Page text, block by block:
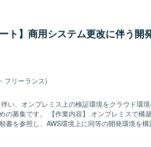
顧客や関係部門との調整・説明対応もご担当い
調整しながら、一人称で資料作成や説明対応
や推奨事項を分かりやすく説明できる方を想定
のインフラ経験を活かしてキャッチアップで
としての経験を積むことができます。構築作業
ど上流寄りの業務を通じて、インフラアーキテ
深く身につけていただけます。 【開発環境】 AWS
環境となります。ネットワーク、認証、鍵管理
接続を含む構成評価に携わっていただきます。
ト】商用システム更改に伴う開
フリーランス)
い、オンプレミス上の検証環境をクラウド環
プレミスで構築されている
書を参照し、AWS環境上に同等の開発環境を